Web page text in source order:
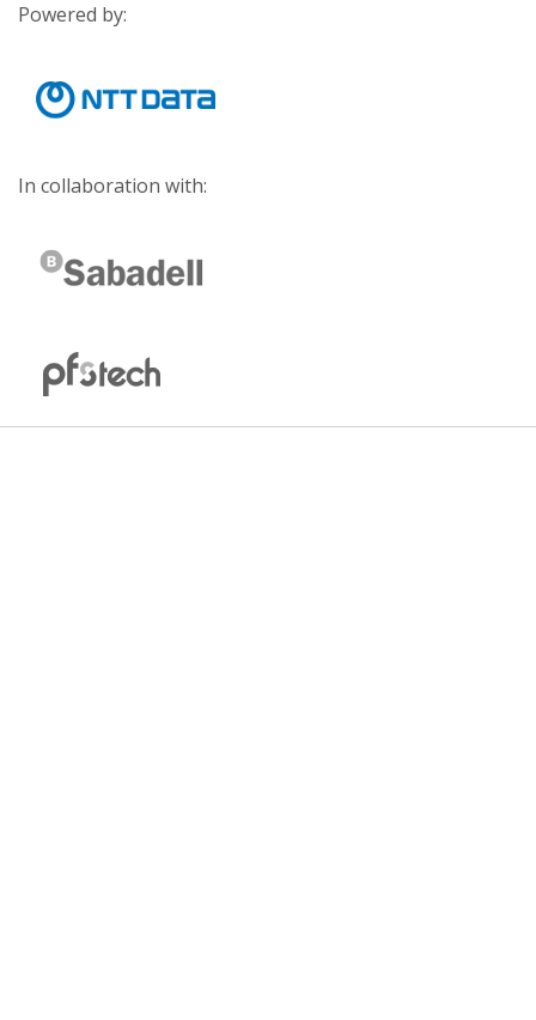
Powered by:
In collaboration with: